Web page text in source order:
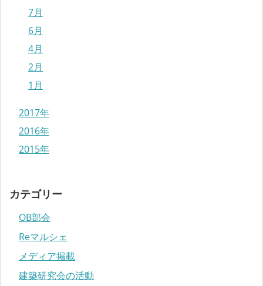
7月
6月
4月
2月
1月
2017年
2016年
2015年
カテゴリー
OB部会
Reマルシェ
メディア掲載
建築研究会の活動